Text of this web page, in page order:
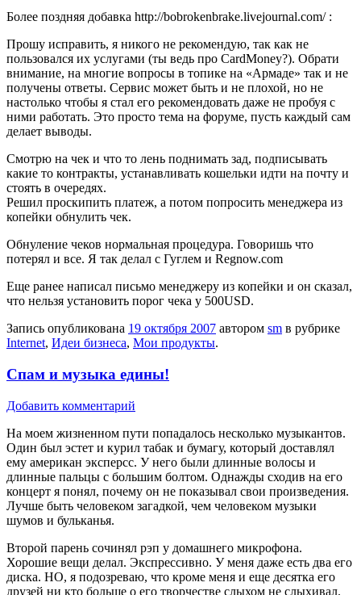
Более поздняя добавка http://bobrokenbrake.livejournal.com/ :
Прошу исправить, я никого не рекомендую, так как не
пользовался их услугами (ты ведь про CardMoney?). Обрати
внимание, на многие вопросы в топике на «Армаде» так и не
получены ответы. Сервис может быть и не плохой, но не
настолько чтобы я стал его рекомендовать даже не пробуя с
ними работать. Это просто тема на форуме, пусть каждый сам
делает выводы.
Смотрю на чек и что то лень поднимать зад, подписывать
какие то контракты, устанавливать кошельки идти на почту и
стоять в очередях.
Решил проскипить платеж, а потом попросить менеджера из
копейки обнулить чек.
Обнуление чеков нормальная процедура. Говоришь что
потерял и все. Я так делал с Гуглем и Regnow.com
Еще ранее написал письмо менеджеру из копейки и он сказал,
что нельзя установить порог чека у 500USD.
Запись опубликована 19 октября 2007 автором sm в рубрике
Internet, Идеи бизнеса, Мои продукты.
Спам и музыка едины!
Добавить комментарий
На моем жизненном пути попадалось несколько музыкантов.
Один был эстет и курил табак и бумагу, который доставлял
ему американ эксперсс. У него были длинные волосы и
длинные пальцы с большим болтом. Однажды сходив на его
концерт я понял, почему он не показывал свои произведения.
Лучше быть человеком загадкой, чем человеком музыки
шумов и бульканья.
Второй парень сочинял рэп у домашнего микрофона.
Хорошие вещи делал. Экспрессивно. У меня даже есть два его
диска. НО, я подозреваю, что кроме меня и еще десятка его
друзей ни кто больше о его творчестве слыхом не слыхивал.